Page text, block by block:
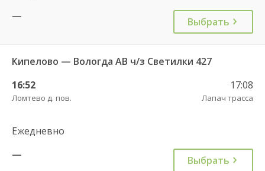
—
Выбрать
Кипелово — Вологда АВ ч/з Светилки 427
16:52
Ломтево д. пов.
17:08
Лапач трасса
Ежедневно
—
Выбрать